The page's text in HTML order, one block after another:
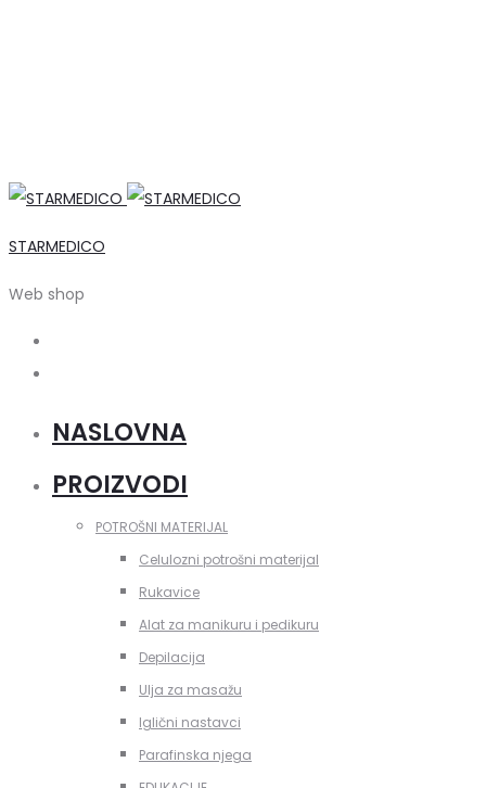
STARMEDICO
Web shop
NASLOVNA
PROIZVODI
POTROŠNI MATERIJAL
Celulozni potrošni materijal
Rukavice
Alat za manikuru i pedikuru
Depilacija
Ulja za masažu
Iglični nastavci
Parafinska njega